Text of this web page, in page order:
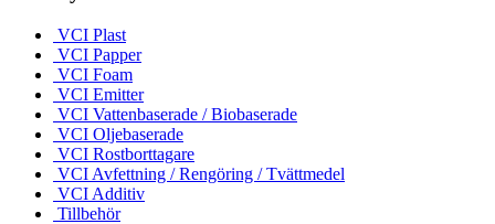
VCI Plast
VCI Papper
VCI Foam
VCI Emitter
VCI Vattenbaserade / Biobaserade
VCI Oljebaserade
VCI Rostborttagare
VCI Avfettning / Rengöring / Tvättmedel
VCI Additiv
Tillbehör